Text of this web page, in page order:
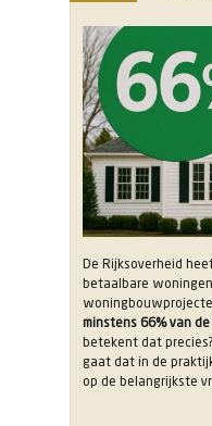
De Rijksoverheid
betaalbare
minstens 66% van
betekent dat
gaat dat in de
op de belangrijkste